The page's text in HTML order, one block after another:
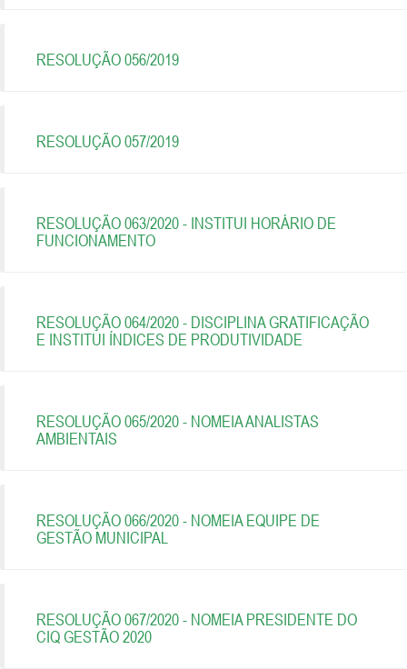
RESOLUÇÃO 056/2019
RESOLUÇÃO 057/2019
RESOLUÇÃO 063/2020 - INSTITUI HORÁRIO DE
FUNCIONAMENTO
RESOLUÇÃO 064/2020 - DISCIPLINA GRATIFICAÇÃO
E INSTITUI ÍNDICES DE PRODUTIVIDADE
RESOLUÇÃO 065/2020 - NOMEIA ANALISTAS
AMBIENTAIS
RESOLUÇÃO 066/2020 - NOMEIA EQUIPE DE
GESTÃO MUNICIPAL
RESOLUÇÃO 067/2020 - NOMEIA PRESIDENTE DO
CIQ GESTÃO 2020